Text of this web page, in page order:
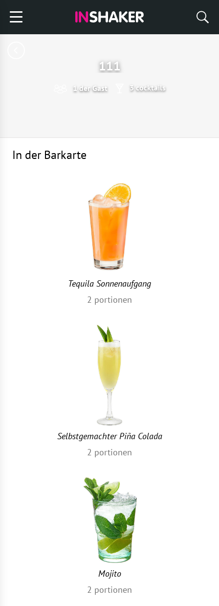
111
1 der Gast 3 cocktails
In der Barkarte
Tequila Sonnenaufgang
2 portionen
Selbstgemachter Piña Colada
2 portionen
Mojito
2 portionen